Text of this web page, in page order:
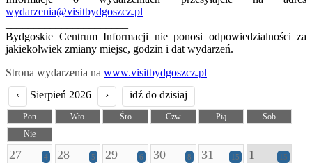
wydarzenia@visitbydgoszcz.pl
Bydgoskie Centrum Informacji nie ponosi odpowiedzialności za
jakiekolwiek zmiany miejsc, godzin i dat wydarzeń.
Strona wydarzenia na www.visitbydgoszcz.pl
‹
Sierpień 2026 › idź do dzisiaj
Pon Wto Śro Czw Pią
Sob
Nie
27 4 28 5 29 6 30 8 31 15 1 15